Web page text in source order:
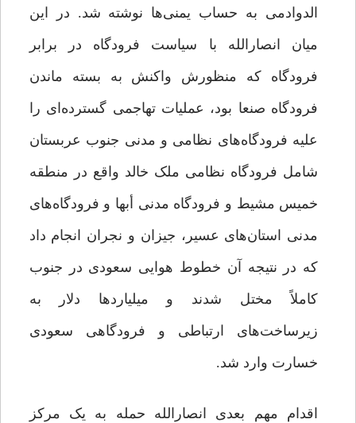
الدوادمی به حساب یمنی‌ها نوشته شد. در این
میان انصارالله با سیاست فرودگاه در برابر
فرودگاه که منظورش واکنش به بسته ماندن
فرودگاه صنعا بود، عملیات تهاجمی گسترده‌ای را
علیه فرودگاه‌های نظامی و مدنی جنوب عربستان
شامل فرودگاه نظامی ملک خالد واقع در منطقه
خمیس مشیط و فرودگاه مدنی أبها و فرودگاه‌های
مدنی استان‌های عسیر، جیزان و نجران انجام داد
که در نتیجه آن خطوط هوایی سعودی در جنوب
کاملاً مختل شدند و میلیاردها دلار به
زیرساخت‌های ارتباطی و فرودگاهی سعودی
خسارت وارد شد.
اقدام مهم بعدی انصارالله حمله به یک مرکز